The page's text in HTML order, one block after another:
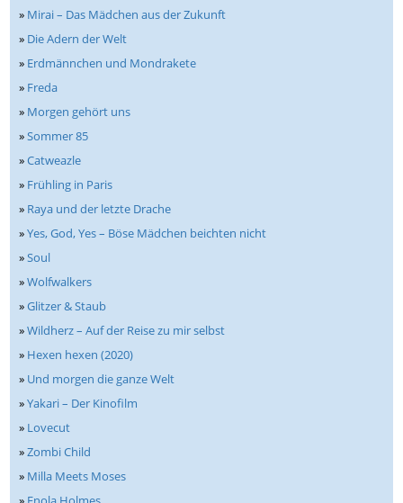
» Mirai – Das Mädchen aus der Zukunft
» Die Adern der Welt
» Erdmännchen und Mondrakete
» Freda
» Morgen gehört uns
»Sommer 85
»Catweazle
» Frühling in Paris
» Raya und der letzte Drache
»Yes, God, Yes – Böse Mädchen beichten nicht
»Soul
»Wolfwalkers
»Glitzer & Staub
»Wildherz – Auf der Reise zu mir selbst
» Hexen hexen (2020)
» Und morgen die ganze Welt
»Yakari – Der Kinofilm
» Lovecut
»Zombi Child
» Milla Meets Moses